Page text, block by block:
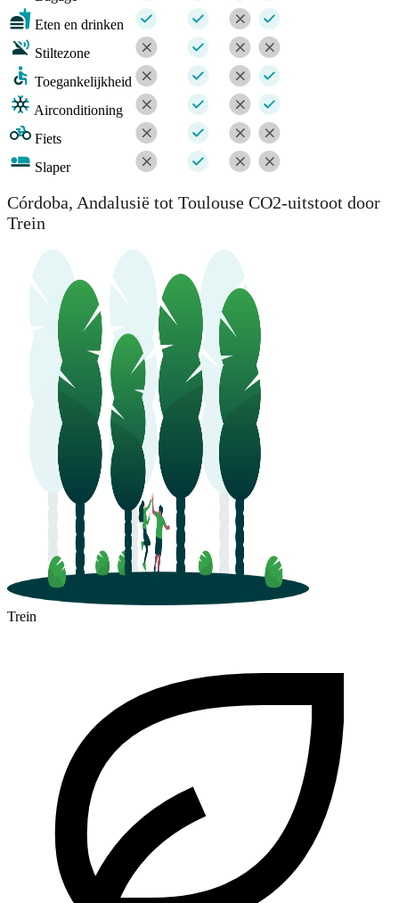
Eten en drinken
Stiltezone
Toegankelijkheid
Airconditioning
Fiets
Slaper
Córdoba, Andalusië tot Toulouse CO2-uitstoot door
Trein
Trein